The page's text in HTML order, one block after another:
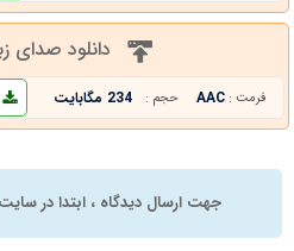
دانلود صدای
فرمت : AAC حجم : 234 مگابایت
جهت ارسال دیدگاه ، ابتدا در